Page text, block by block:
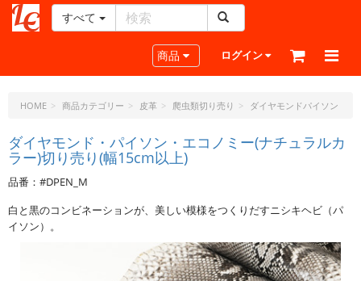
ー
ラ
ト・
ド
ッ
ト・
ジ
ェ
すべて
Toggle navigation
商品 ログイン
HOME 商品カテゴリー 皮革 爬虫類切り売り ダイヤモンドパイソン
ダイヤモンド・パイソン・エコノミー(ナチュラルカ
ラー)切り売り(幅15cm以上)
品番：#DPEN_M
白と黒のコンビネーションが、美しい模様をつくりだすニシキヘビ（パ
イソン）。